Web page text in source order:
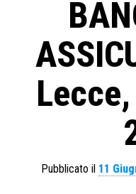
Pubblicato il 11